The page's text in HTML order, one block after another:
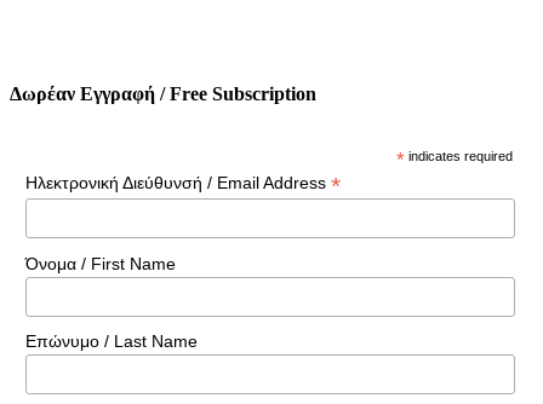
Δωρέαν Εγγραφή / Free Subscription
* indicates required
Ηλεκτρονική Διεύθυνσή / Email Address *
Όνομα / First Name
Επώνυμο / Last Name